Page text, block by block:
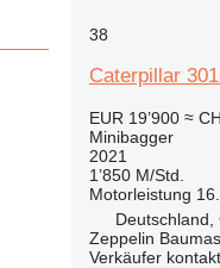
38
Caterpillar
EUR 19’900 ≈
Minibagger
2021
1’850 M/Std.
Motorleistung
Zeppelin
Verkäufer